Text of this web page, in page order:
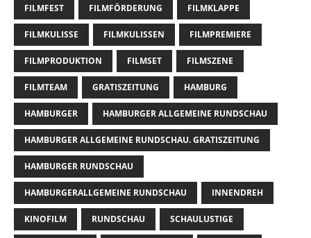
FILMFEST FILMFÖRDERUNG FILMKLAPPE
FILMKULISSE FILMKULISSEN FILMPREMIERE
FILMPRODUKTION FILMSET FILMSZENE
FILMTEAM GRATISZEITUNG HAMBURG
HAMBURGER HAMBURGER ALLGEMEINE RUNDSCHAU
HAMBURGER ALLGEMEINE RUNDSCHAU. GRATISZEITUNG
HAMBURGER RUNDSCHAU
HAMBURGERALLGEMEINE RUNDSCHAU INNENDREH
KINOFILM RUNDSCHAU SCHAULUSTIGE